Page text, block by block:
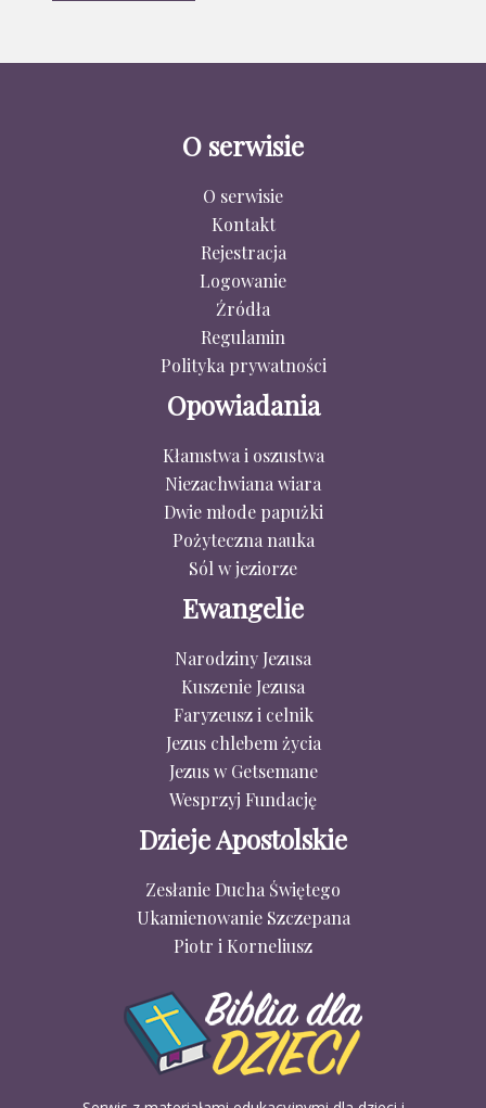
O serwisie
O serwisie
Kontakt
Rejestracja
Logowanie
Źródła
Regulamin
Polityka prywatności
Opowiadania
Kłamstwa i oszustwa
Niezachwiana wiara
Dwie młode papużki
Pożyteczna nauka
Sól w jeziorze
Ewangelie
Narodziny Jezusa
Kuszenie Jezusa
Faryzeusz i celnik
Jezus chlebem życia
Jezus w Getsemane
Wesprzyj Fundację
Dzieje Apostolskie
Zesłanie Ducha Świętego
Ukamienowanie Szczepana
Piotr i Korneliusz